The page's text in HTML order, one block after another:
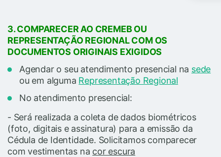
3. COMPARECER AO CREMEB OU
REPRESENTAÇÃO REGIONAL COM OS
DOCUMENTOS ORIGINAIS EXIGIDOS
Agendar o seu atendimento presencial na sede
ou em alguma Representação Regional
No atendimento presencial:
- Será realizada a coleta de dados biométricos
(foto, digitais e assinatura) para a emissão da
Cédula de Identidade. Solicitamos comparecer
com vestimentas na cor escura